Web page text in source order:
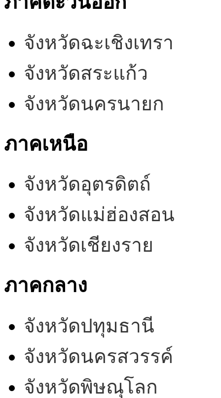
จังหวัดฉะเชิงเทรา
จังหวัดสระแก้ว
จังหวัดนครนายก
ภาคเหนือ
จังหวัดอุตรดิตถ์
จังหวัดแม่ฮ่องสอน
จังหวัดเชียงราย
ภาคกลาง
จังหวัดปทุมธานี
จังหวัดนครสวรรค์
จังหวัดพิษณุโลก